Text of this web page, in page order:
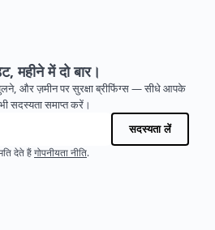
महीने में दो बार।
और ज़मीन पर सुरक्षा ब्रीफिंग्स — सीधे आपके
सदस्यता समाप्त करें।
सदस्यता लें
देते हैं गोपनीयता नीति.